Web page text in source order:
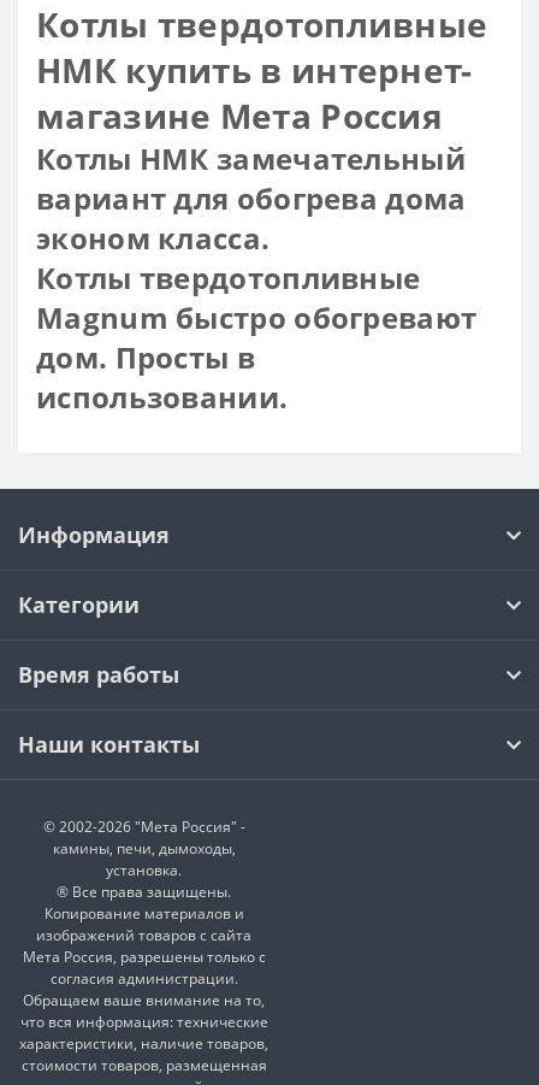
Котлы твердотопливные
НМК купить в интернет-
магазине Мета Россия
Котлы НМК замечательный
вариант для обогрева дома
эконом класса.
Котлы твердотопливные
Magnum быстро обогревают
дом. Просты в
использовании.
Информация
Категории
Время работы
Наши контакты
© 2002-2026 "Мета Россия" -
камины, печи, дымоходы,
установка.
® Все права защищены.
Копирование материалов и
изображений товаров с сайта
Мета Россия, разрешены только с
согласия администрации.
Обращаем ваше внимание на то,
что вся информация: технические
характеристики, наличие товаров,
стоимости товаров, размещенная